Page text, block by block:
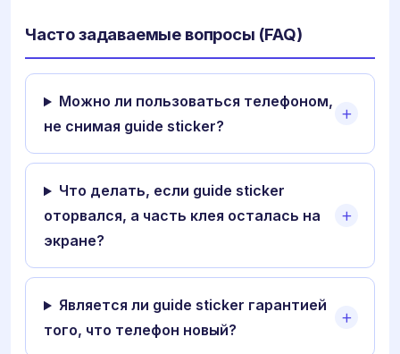
Часто задаваемые вопросы (FAQ)
Можно ли пользоваться телефоном,
не снимая guide sticker?
Что делать, если guide sticker
оторвался, а часть клея осталась на
экране?
Является ли guide sticker гарантией
того, что телефон новый?